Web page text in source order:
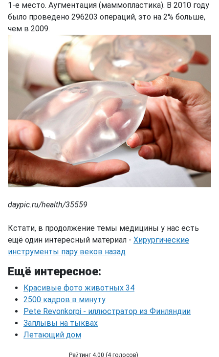
1-е место. Аугментация (маммопластика). В 2010 году
было проведено 296203 операций, это на 2% больше,
чем в 2009.
daypic.ru/health/35559
Кстати, в продолжение темы медицины у нас есть
ещё один интересный материал - Хирургические
инструменты пару веков назад
Ещё интересное:
Красивые фото животных 34
2500 кадров в минуту
Pete Revonkorpi - иллюстратор из Финляндии
Заплывы на тыквах
Летающий дом
Рейтинг 4.00 (4 голосов)